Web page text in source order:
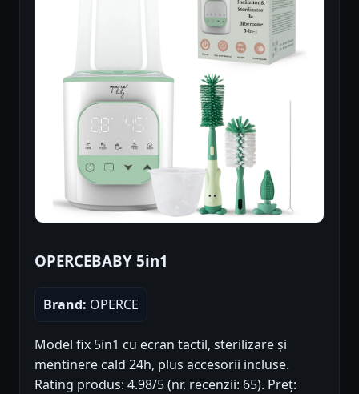
OPERCEBABY 5in1
Brand: OPERCE
Model fix 5in1 cu ecran tactil, sterilizare și
mentinere cald 24h, plus accesorii incluse.
Rating produs: 4.98/5 (nr. recenzii: 65). Preț: